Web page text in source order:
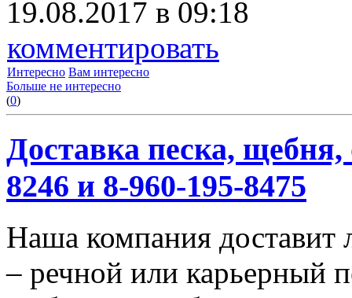
19.08.2017 в 09:18
комментировать
Интересно Вам интересно
Больше не интересно
(0)
Доставка песка, щебня,
8246 и 8-960-195-8475
Наша компания доставит
– речной или карьерный